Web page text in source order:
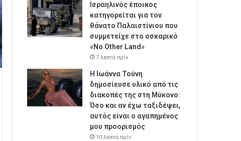
Ισραηλινός έποικος
κατηγορείται για τον
θάνατο Παλαιστίνιου που
συμμετείχε στο οσκαρικό
«No Other Land»
7 λεπτά πρίν
Η Ιωάννα Τούνη
δημοσίευσε υλικό από τις
διακοπές της στη Μύκονο:
Όσο και αν έχω ταξιδέψει,
αυτός είναι ο αγαπημένος
μου προορισμός
10 λεπτά πρίν